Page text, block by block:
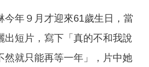
今年９月才迎來61歲生日，當
出短片，寫下「真的不和我說
然就只能再等一年」，片中她